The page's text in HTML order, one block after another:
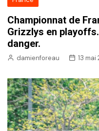
Championnat de
Grizzlys en
danger.
damienforeau 13 mai